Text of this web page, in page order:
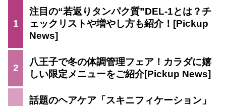
1
注目の“若返りタンパク質”DEL-1とは？チ
ェックリストや増やし方も紹介！
2
八王子で冬の体調管理フェア！カラダに嬉
しい限定メニューをご紹介
話題のヘアケア「スキニフィケーション」